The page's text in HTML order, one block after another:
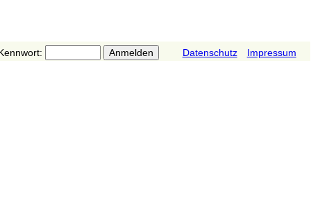
Datenschutz Impressum